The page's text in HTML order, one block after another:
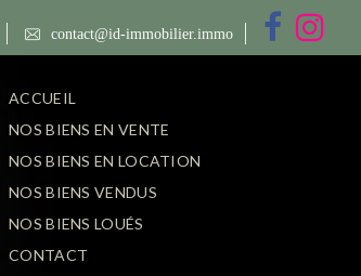
contact@id-immobilier.immo
ACCUEIL
NOS BIENS EN VENTE
NOS BIENS EN LOCATION
NOS BIENS VENDUS
NOS BIENS LOUÉS
CONTACT